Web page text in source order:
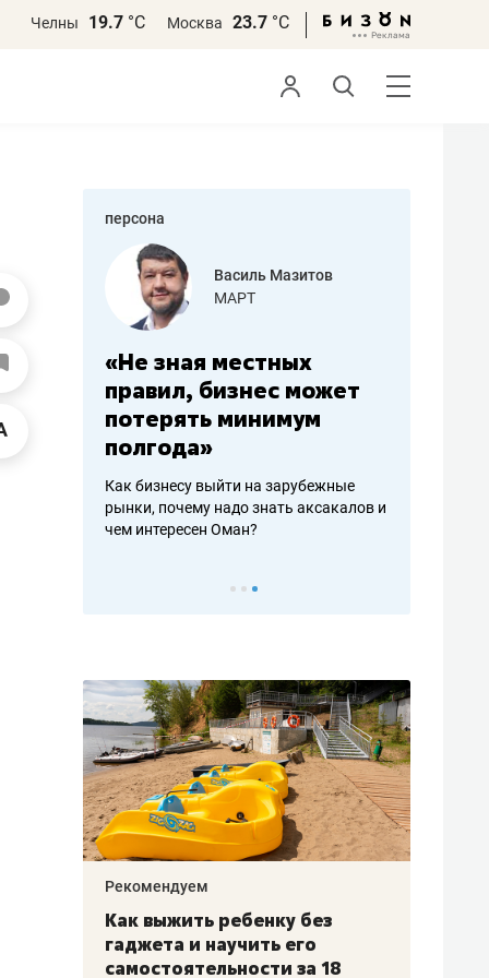
Челны 19.7 °С Москва 23.7 °С
персона
работа
Василь Мазитов
МАРТ
«Не зная местных
правил, бизнес может
потерять минимум
полгода»
Как бизнесу выйти на зарубежные
рынки, почему надо знать аксакалов и
чем интересен Оман?
–
Рекомендуем
Как выжить ребенку без
гаджета и научить его
самостоятельности за 18